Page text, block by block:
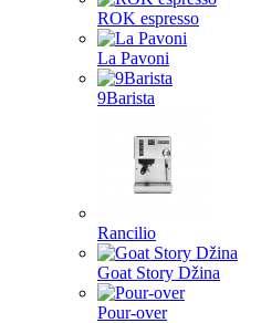
ROK espresso
La Pavoni
9Barista
Rancilio
Goat Story Džina
Pour-over